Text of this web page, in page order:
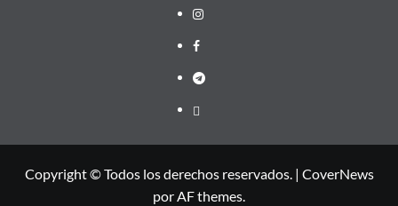
Instagram
Facebook
Telegram
PayPal
Copyright © Todos los derechos reservados. | CoverNews
por AF themes.